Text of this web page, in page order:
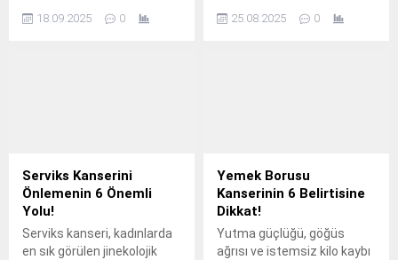
sağlıklı ve bağımsız
18.09.2025 0
Dr.
25.08.2025 0
Serviks Kanserini
Önlemenin 6 Önemli
Yolu!
Serviks kanseri, kadınlarda
en sık görülen jinekolojik
Yemek Borusu
Kanserinin 6 Belirtisine
Dikkat!
Yutma güçlüğü, göğüs
ağrısı ve istemsiz kilo kaybı